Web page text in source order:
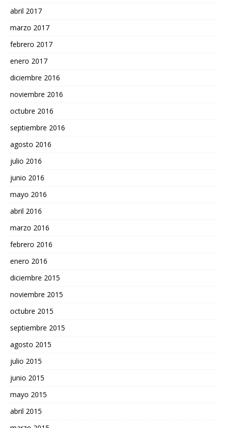
abril 2017
marzo 2017
febrero 2017
enero 2017
diciembre 2016
noviembre 2016
octubre 2016
septiembre 2016
agosto 2016
julio 2016
junio 2016
mayo 2016
abril 2016
marzo 2016
febrero 2016
enero 2016
diciembre 2015
noviembre 2015
octubre 2015
septiembre 2015
agosto 2015
julio 2015
junio 2015
mayo 2015
abril 2015